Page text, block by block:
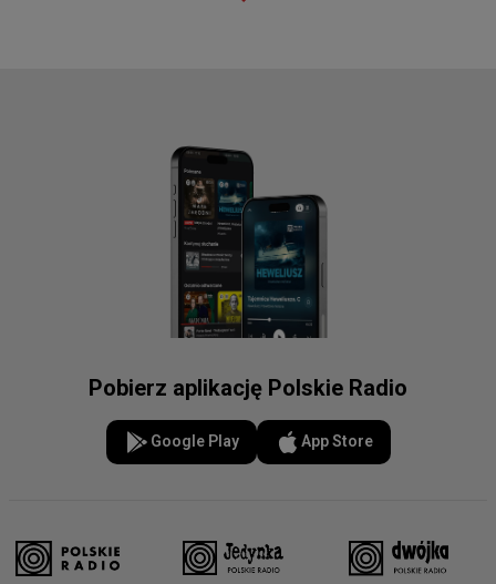
Pobierz aplikację Polskie Radio
Google Play App Store